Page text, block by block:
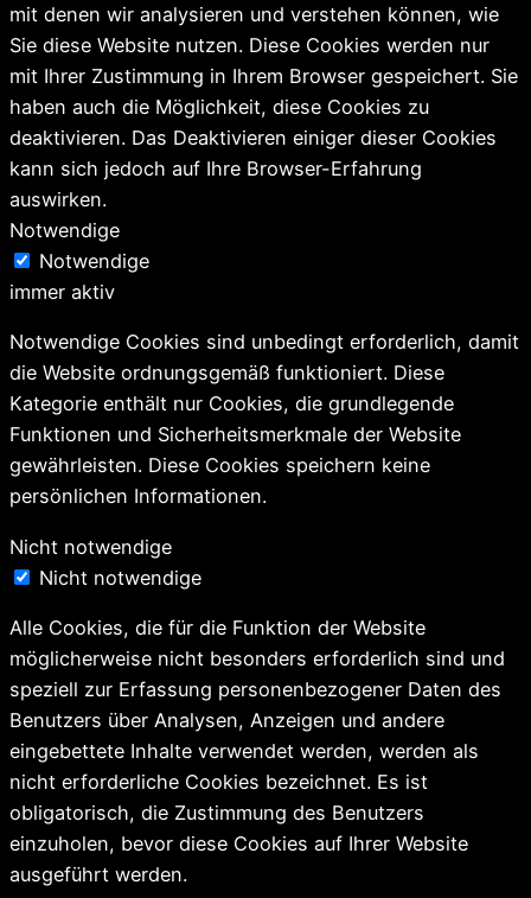
mit denen wir analysieren und verstehen können, wie
Sie diese Website nutzen. Diese Cookies werden nur
mit Ihrer Zustimmung in Ihrem Browser gespeichert. Sie
haben auch die Möglichkeit, diese Cookies zu
deaktivieren. Das Deaktivieren einiger dieser Cookies
kann sich jedoch auf Ihre Browser-Erfahrung
auswirken.
Notwendige
Notwendige
immer aktiv
Notwendige Cookies sind unbedingt erforderlich, damit
die Website ordnungsgemäß funktioniert. Diese
Kategorie enthält nur Cookies, die grundlegende
Funktionen und Sicherheitsmerkmale der Website
gewährleisten. Diese Cookies speichern keine
persönlichen Informationen.
Nicht notwendige
Nicht notwendige
Alle Cookies, die für die Funktion der Website
möglicherweise nicht besonders erforderlich sind und
speziell zur Erfassung personenbezogener Daten des
Benutzers über Analysen, Anzeigen und andere
eingebettete Inhalte verwendet werden, werden als
nicht erforderliche Cookies bezeichnet. Es ist
obligatorisch, die Zustimmung des Benutzers
einzuholen, bevor diese Cookies auf Ihrer Website
ausgeführt werden.